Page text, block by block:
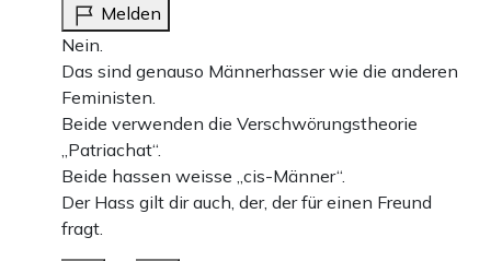
Melden
Nein.
Das sind genauso Männerhasser wie die anderen
Feministen.
Beide verwenden die Verschwörungstheorie
„Patriachat“.
Beide hassen weisse „cis-Männer“.
Der Hass gilt dir auch, der, der für einen Freund
fragt.